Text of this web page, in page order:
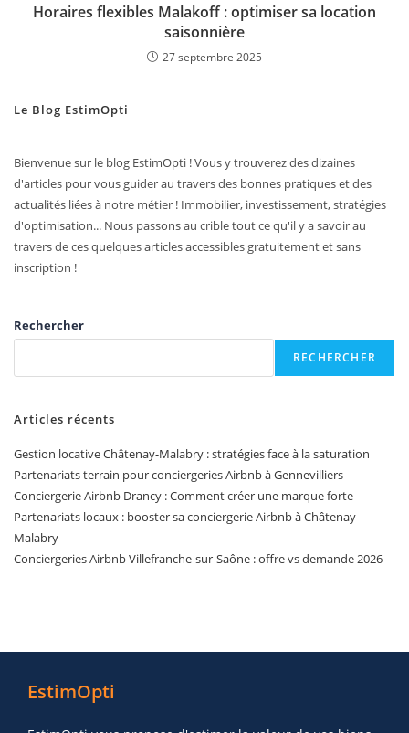
Horaires flexibles Malakoff : optimiser sa location
saisonnière
27 septembre 2025
Le Blog EstimOpti
Bienvenue sur le blog EstimOpti ! Vous y trouverez des dizaines
d'articles pour vous guider au travers des bonnes pratiques et des
actualités liées à notre métier ! Immobilier, investissement, stratégies
d'optimisation... Nous passons au crible tout ce qu'il y a savoir au
travers de ces quelques articles accessibles gratuitement et sans
inscription !
Rechercher
RECHERCHER
Articles récents
Gestion locative Châtenay-Malabry : stratégies face à la saturation
Partenariats terrain pour conciergeries Airbnb à Gennevilliers
Conciergerie Airbnb Drancy : Comment créer une marque forte
Partenariats locaux : booster sa conciergerie Airbnb à Châtenay-
Malabry
Conciergeries Airbnb Villefranche-sur-Saône : offre vs demande 2026
EstimOpti